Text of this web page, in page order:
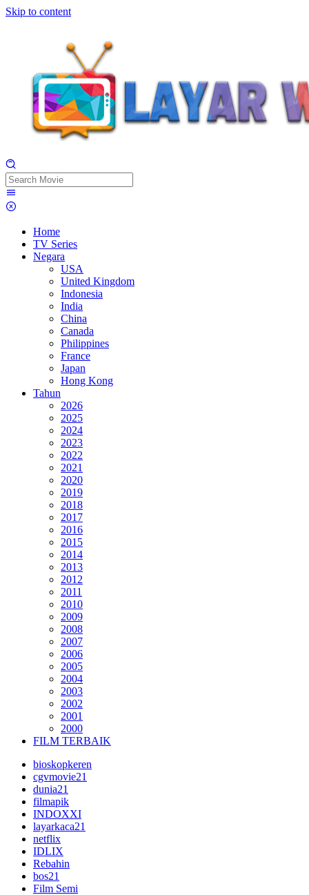
Skip to content
Home
TV Series
Negara
USA
United Kingdom
Indonesia
India
China
Canada
Philippines
France
Japan
Hong Kong
Tahun
2026
2025
2024
2023
2022
2021
2020
2019
2018
2017
2016
2015
2014
2013
2012
2011
2010
2009
2008
2007
2006
2005
2004
2003
2002
2001
2000
FILM TERBAIK
bioskopkeren
cgvmovie21
dunia21
filmapik
INDOXXI
layarkaca21
netflix
IDLIX
Rebahin
bos21
Film Semi